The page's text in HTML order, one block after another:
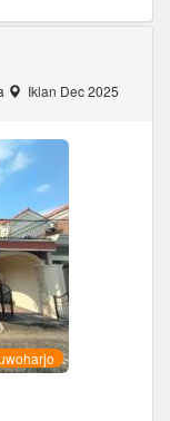
Iklan Dec 2025